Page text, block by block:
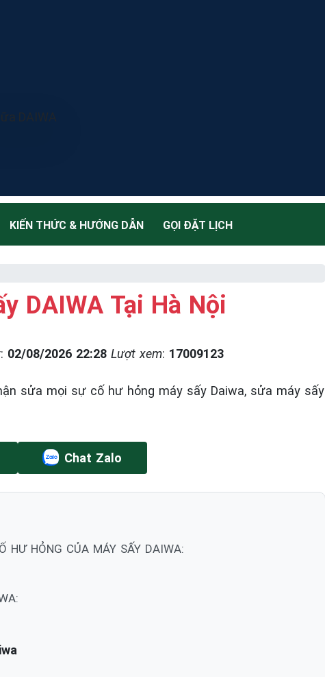
KIẾN THỨC & HƯỚNG DẪN GỌI ĐẶT LỊCH
DAIWA Tại Hà Nội
: 02/08/2026 22:28 Lượt xem: 17009123
sửa mọi sự cố hư hỏng máy sấy Daiwa, sửa máy sấy
Chat Zalo
HỎNG CỦA MÁY SẤY DAIWA: